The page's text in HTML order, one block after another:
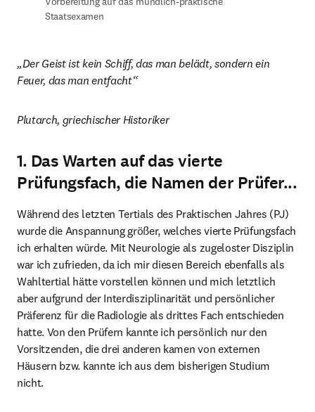
Staatsexamen
„Der Geist ist kein Schiff, das man belädt, sondern ein
Feuer, das man entfacht“
Plutarch, griechischer Historiker
1. Das Warten auf das vierte
Prüfungsfach, die Namen der Prüfer...
Während des letzten Tertials des Praktischen Jahres (PJ)
wurde die Anspannung größer, welches vierte Prüfungsfach
ich erhalten würde. Mit Neurologie als zugeloster Disziplin
war ich zufrieden, da ich mir diesen Bereich ebenfalls als
Wahltertial hätte vorstellen können und mich letztlich
aber aufgrund der Interdisziplinarität und persönlicher
Präferenz für die Radiologie als drittes Fach entschieden
hatte. Von den Prüfern kannte ich persönlich nur den
Vorsitzenden, die drei anderen kamen von externen
Häusern bzw. kannte ich aus dem bisherigen Studium
nicht.